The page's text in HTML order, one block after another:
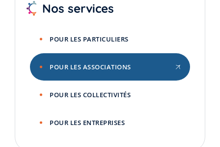
Nos services
POUR LES PARTICULIERS
POUR LES ASSOCIATIONS
POUR LES COLLECTIVITÉS
POUR LES ENTREPRISES